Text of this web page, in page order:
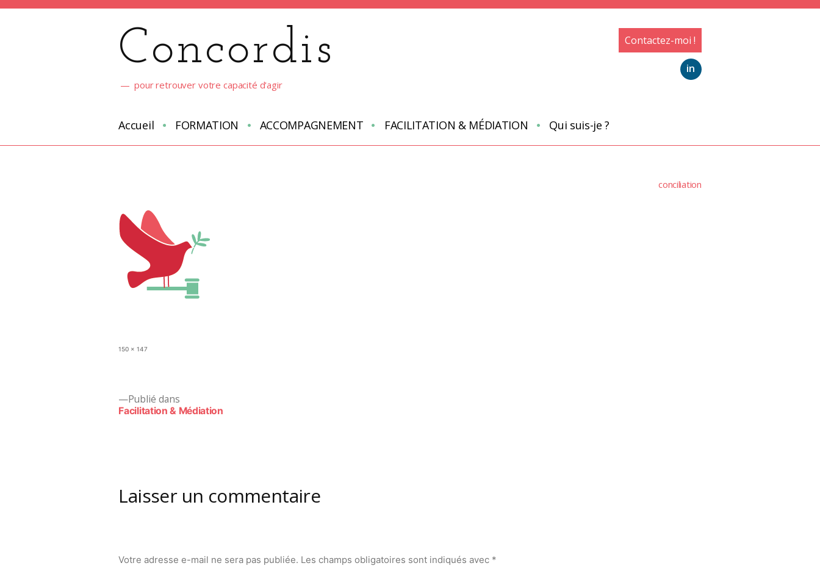
Concordis
pour retrouver votre capacité d'agir
Contactez-moi !
in
Accueil FORMATION ACCOMPAGNEMENT FACILITATION & MÉDIATION Qui suis-je ?
conciliation
Taille
150 × 147
Publié dans
Facilitation & Médiation
Laisser un commentaire
Votre adresse e-mail ne sera pas publiée. Les champs obligatoires sont indiqués avec *